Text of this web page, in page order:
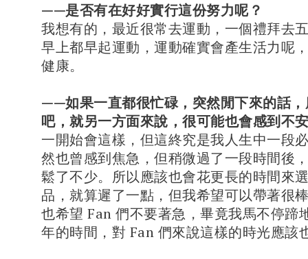
——是否有在好好實行這份努力呢？
我想有的，最近很常去運動，一個禮拜去
早上都早起運動，運動確實會產生活力呢
健康。
——如果一直都很忙碌，突然閒下來的話
吧，就另一方面來說，很可能也會感到不
一開始會這樣，但這終究是我人生中一段
然也曾感到焦急，但稍微過了一段時間後
鬆了不少。所以應該也會花更長的時間來
品，就算遲了一點，但我希望可以帶著很
也希望 Fan 們不要著急，畢竟我馬不停蹄
年的時間，對 Fan 們來說這樣的時光應該